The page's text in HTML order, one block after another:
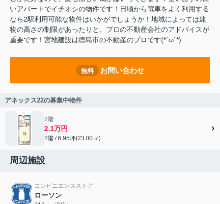
いアパートでイチオシの物件です！日頃から電車をよく利用する
なら2駅利用可能な物件はいかがでしょうか！地域によっては建
物の高さの制限があったりと、プロの不動産会社のアドバイスが
重要です！宮地建設は徳島市の不動産のプロです(*´ω`*)
無料 お問い合わせ
アネックス22の募集中物件
2階
2.1万円
2階 / 6.95坪(23.00㎡)
周辺施設
コンビニエンスストア
ローソン